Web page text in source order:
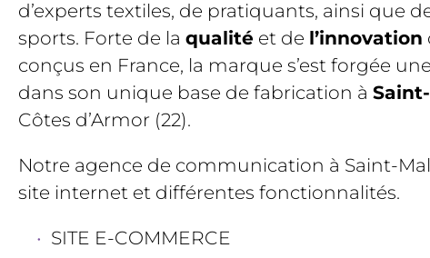
d’experts textiles, de pratiquants, ainsi que
sports. Forte de la qualité et de l’innovation
conçus en France, la marque s’est forgée
dans son unique base de fabrication à
Côtes d’Armor (22).
Notre agence de communication à Saint-
site internet et différentes fonctionnalités.
SITE E-COMMERCE